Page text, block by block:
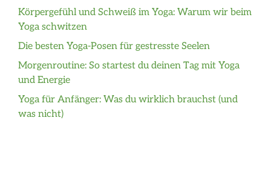
Körpergefühl und Schweiß im Yoga: Warum wir beim
Yoga schwitzen
Die besten Yoga-Posen für gestresste Seelen
Morgenroutine: So startest du deinen Tag mit Yoga
und Energie
Yoga für Anfänger: Was du wirklich brauchst (und
was nicht)